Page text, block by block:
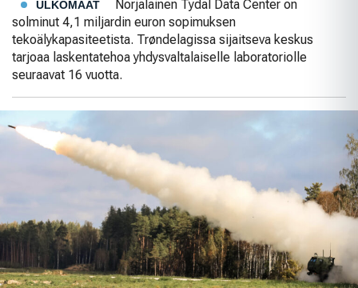
ULKOMAAT
Norjalainen Tydal Data Center on
solminut 4,1 miljardin euron sopimuksen
tekoälykapasiteetista. Trøndelagissa sijaitseva keskus
tarjoaa laskentatehoa yhdysvaltalaiselle laboratoriolle
seuraavat 16 vuotta.